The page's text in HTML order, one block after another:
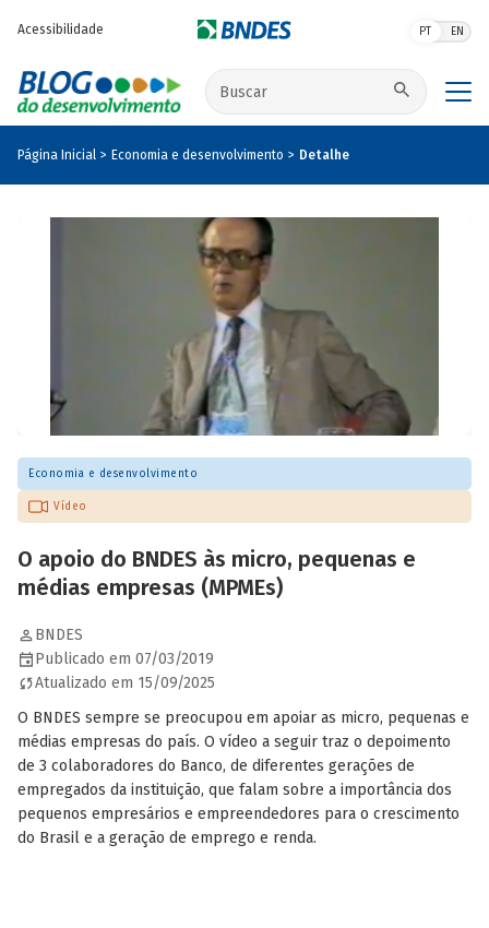
Acessibilidade PT EN
Buscar no site
Página Inicial Economia e desenvolvimento Detalhe
Economia e desenvolvimento
Vídeo
O apoio do BNDES às micro, pequenas e
médias empresas (MPMEs)
BNDES
Publicado em 07/03/2019
Atualizado em 15/09/2025
O BNDES sempre se preocupou em apoiar as micro, pequenas e
médias empresas do país. O vídeo a seguir traz o depoimento
de 3 colaboradores do Banco, de diferentes gerações de
empregados da instituição, que falam sobre a importância dos
pequenos empresários e empreendedores para o crescimento
do Brasil e a geração de emprego e renda.